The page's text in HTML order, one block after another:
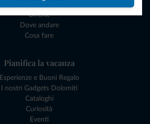
Offerte
Dove andare
Cosa fare
Pianifica la vacanza
Esperienze e Buoni Regalo
I nostri Gadgets Dolomiti
Cataloghi
Curiosità
Eventi